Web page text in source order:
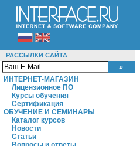
РАССЫЛКИ САЙТА
ИНТЕРНЕТ-МАГАЗИН
Лицензионное ПО
Курсы обучения
Сертификация
ОБУЧЕНИЕ И СЕМИНАРЫ
Каталог курсов
Новости
Статьи